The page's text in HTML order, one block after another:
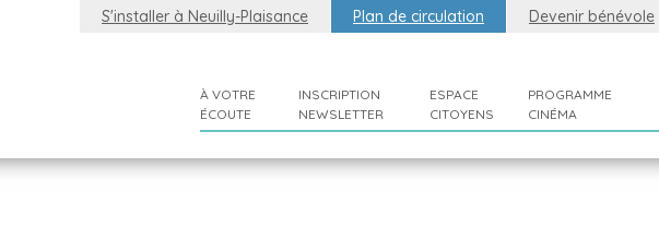
S'installer à Neuilly-Plaisance Plan de circulation Devenir bénévole
À VOTRE
ÉCOUTE
INSCRIPTION
NEWSLETTER
ESPACE
CITOYENS
PROGRAMME
CINÉMA